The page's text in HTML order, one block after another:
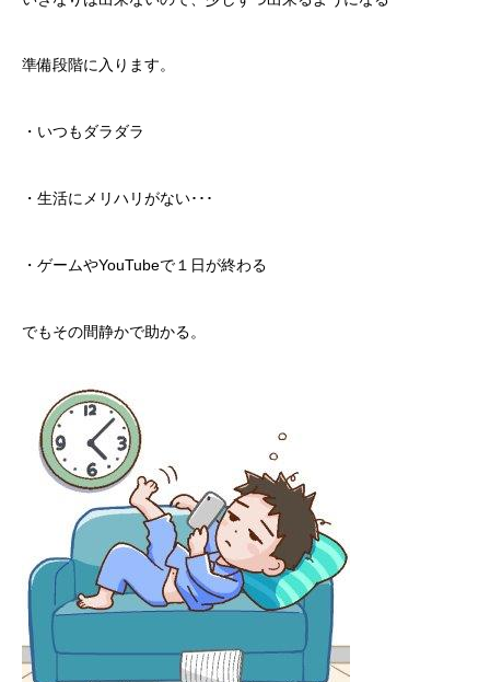
準備段階に入ります。
・いつもダラダラ
・生活にメリハリがない･･･
・ゲームやYouTubeで１日が終わる
でもその間静かで助かる。